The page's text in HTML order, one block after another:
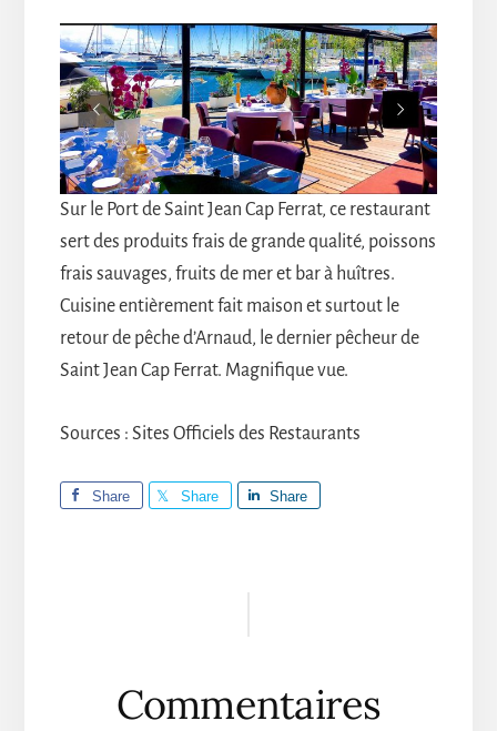
Sur le Port de Saint Jean Cap Ferrat, ce restaurant
sert des produits frais de grande qualité, poissons
frais sauvages, fruits de mer et bar à huîtres.
Cuisine entièrement fait maison et surtout le
retour de pêche d’Arnaud, le dernier pêcheur de
Saint Jean Cap Ferrat. Magnifique vue.
Sources : Sites Officiels des Restaurants
Share Share Share
lecteur
Commentaires